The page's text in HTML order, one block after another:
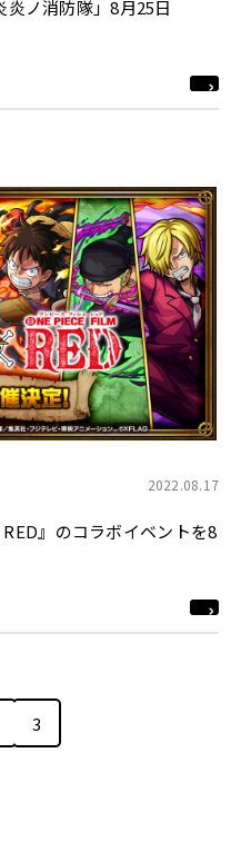
ノ消防隊」8月25日
2022.08.17
』のコラボイベントを8
3